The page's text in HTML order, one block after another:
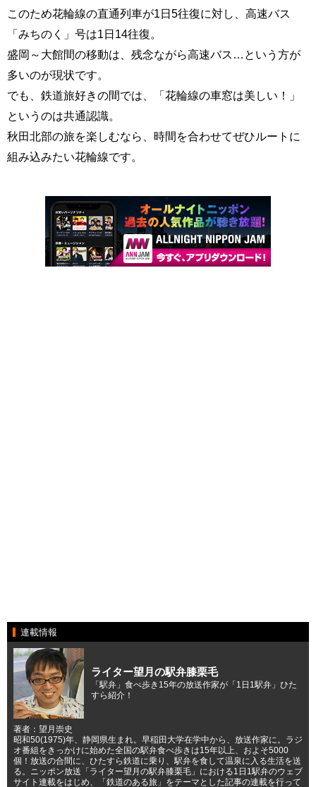
このため花輪線の直通列車が1日5往復に対し、高速バス
「みちのく」号は1日14往復。
盛岡～大館間の移動は、残念ながら高速バス…という方が
多いのが現状です。
でも、鉄道旅好きの間では、「花輪線の車窓は美しい！」
というのは共通認識。
秋田北部の旅を楽しむなら、時間を合わせてぜひルートに
組み込みたい花輪線です。
連載情報
ライター望月の駅弁膝栗毛
「駅弁」食べ歩き15年の放送作家が「1日1駅弁」ひた
すら紹介！
著者：望月崇史
昭和50(1975)年、静岡県生まれ。早稲田大学在学中から、放送作家に。ラジ
オ番組をきっかけに始めた全国の駅弁食べ歩きは15年以上、およそ5000
個！放送の合間に、ひたすら鉄道に乗り、駅弁を食して温泉に入る生活を送
る。ニッポン放送「ライター望月の駅弁膝栗毛」における1日1駅弁のウェブ
サイト連載をはじめ、「鉄道のある旅」をテーマとした記事の連載を行って